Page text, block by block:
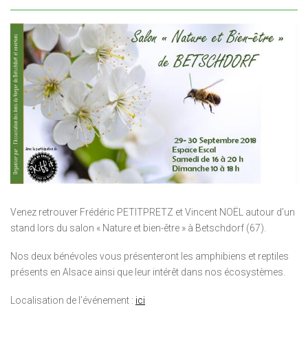
Venez retrouver Frédéric PETITPRETZ et Vincent NOËL autour d’un
stand lors du salon « Nature et bien-être » à Betschdorf (67).
Nos deux bénévoles vous présenteront les amphibiens et reptiles
présents en Alsace ainsi que leur intérêt dans nos écosystèmes.
Localisation de l’événement : ici